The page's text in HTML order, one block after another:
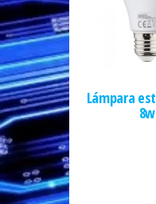
Lámpara
8w